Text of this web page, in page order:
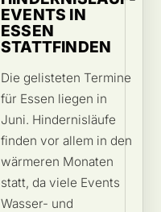
EVENTS IN
ESSEN
STATTFINDEN
Die gelisteten Termine
für Essen liegen in
Juni. Hindernisläufe
finden vor allem in den
wärmeren Monaten
statt, da viele Events
Wasser- und